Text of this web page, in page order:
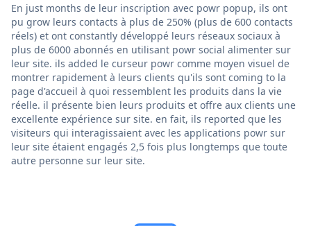
En just months de leur inscription avec powr popup, ils ont
pu grow leurs contacts à plus de 250% (plus de 600 contacts
réels) et ont constantly développé leurs réseaux sociaux à
plus de 6000 abonnés en utilisant powr social alimenter sur
leur site. ils added le curseur powr comme moyen visuel de
montrer rapidement à leurs clients qu'ils sont coming to la
page d'accueil à quoi ressemblent les produits dans la vie
réelle. il présente bien leurs produits et offre aux clients une
excellente expérience sur site. en fait, ils reported que les
visiteurs qui interagissaient avec les applications powr sur
leur site étaient engagés 2,5 fois plus longtemps que toute
autre personne sur leur site.